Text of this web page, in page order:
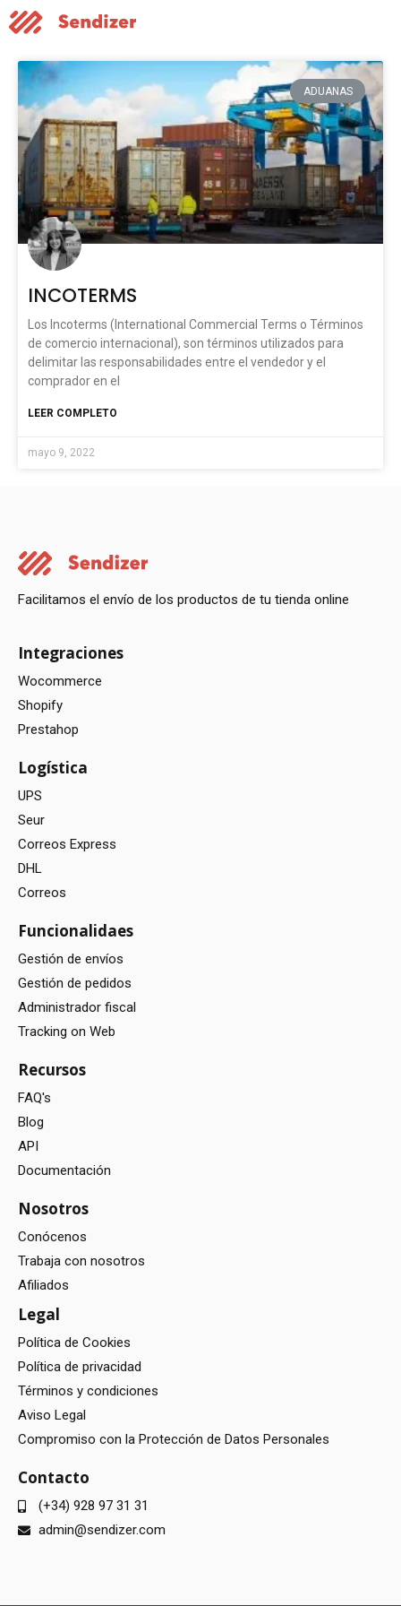
ADUANAS
INCOTERMS
Los Incoterms (International Commercial Terms o Términos
de comercio internacional), son términos utilizados para
delimitar las responsabilidades entre el vendedor y el
comprador en el
LEER COMPLETO
mayo 9, 2022
Facilitamos el envío de los productos de tu tienda online
Integraciones
Wocommerce
Shopify
Prestahop
Logística
UPS
Seur
Correos Express
DHL
Correos
Funcionalidaes
Gestión de envíos
Gestión de pedidos
Administrador fiscal
Tracking on Web
Recursos
FAQ's
Blog
API
Documentación
Nosotros
Conócenos
Trabaja con nosotros
Afiliados
Legal
Política de Cookies
Política de privacidad
Términos y condiciones
Aviso Legal
Compromiso con la Protección de Datos Personales
Contacto
(+34) 928 97 31 31
admin@sendizer.com